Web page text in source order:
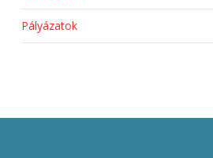
Pályázatok